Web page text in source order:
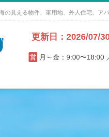
見える物件、軍用地、外人住宅、ア
更新日：2026/07/
営 月～金：9:00〜18:00